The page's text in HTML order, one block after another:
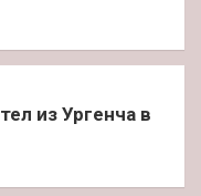
из Ургенча в